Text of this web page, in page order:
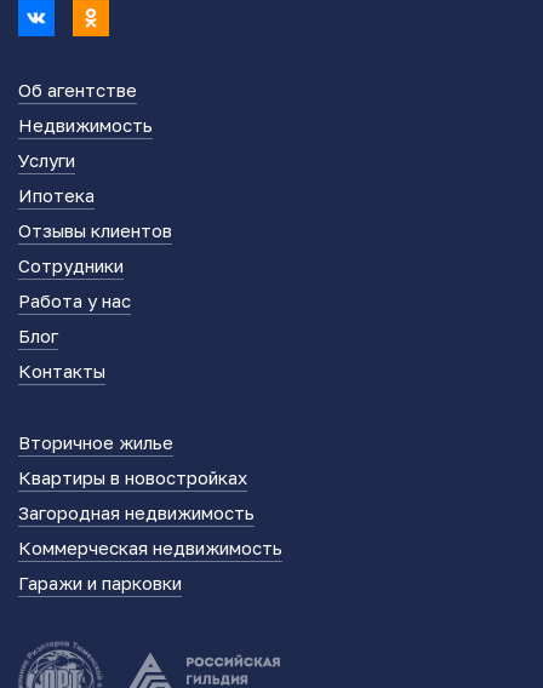
Об агентстве
Недвижимость
Услуги
Ипотека
Отзывы клиентов
Сотрудники
Работа у нас
Блог
Контакты
Вторичное жилье
Квартиры в новостройках
Загородная недвижимость
Коммерческая недвижимость
Гаражи и парковки